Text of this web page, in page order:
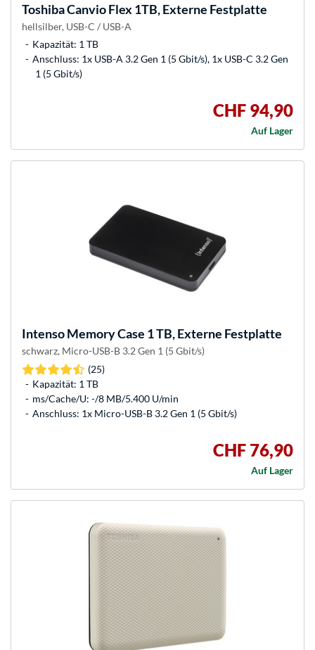
ToshibaCanvio Flex 1TB, Externe Festplatte
hellsilber, USB-C / USB-A
Kapazität: 1 TB
Anschluss: 1x USB-A 3.2 Gen 1 (5 Gbit/s), 1x USB-C 3.2 Gen
1 (5 Gbit/s)
CHF 94,90
Auf Lager
IntensoMemory Case 1 TB, Externe Festplatte
schwarz, Micro-USB-B 3.2 Gen 1 (5 Gbit/s)
(25)
Kapazität: 1 TB
ms/Cache/U: -/8 MB/5.400 U/min
Anschluss: 1x Micro-USB-B 3.2 Gen 1 (5 Gbit/s)
CHF 76,90
Auf Lager